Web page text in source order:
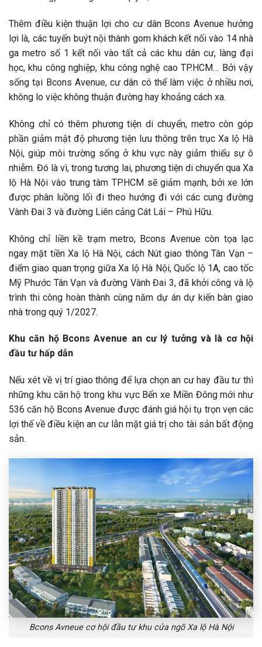
Thêm điều kiện thuận lợi cho cư dân Bcons Avenue hưởng
lợi là, các tuyến buýt nội thành gom khách kết nối vào 14 nhà
ga metro số 1 kết nối vào tất cả các khu dân cư, làng đại
học, khu công nghiệp, khu công nghệ cao TP.HCM… Bởi vậy
sống tại Bcons Avenue, cư dân có thể làm việc ở nhiều nơi,
không lo việc không thuận đường hay khoảng cách xa.
Không chỉ có thêm phương tiện di chuyển, metro còn góp
phần giảm mật độ phương tiện lưu thông trên trục Xa lộ Hà
Nội, giúp môi trường sống ở khu vực này giảm thiểu sự ô
nhiễm. Đó là vì, trong tương lai, phương tiện di chuyển qua Xa
lộ Hà Nội vào trung tâm TP.HCM sẽ giảm mạnh, bởi xe lớn
được phân luồng lối đi theo hướng đi với các cung đường
Vành Đai 3 và đường Liên cảng Cát Lái – Phú Hữu.
Không chỉ liền kề trạm metro, Bcons Avenue còn tọa lạc
ngay mặt tiền Xa lộ Hà Nội, cách Nút giao thông Tân Vạn –
điểm giao quan trọng giữa Xa lộ Hà Nội, Quốc lộ 1A, cao tốc
Mỹ Phước Tân Vạn và đường Vành Đai 3, đã khởi công và lộ
trình thi công hoàn thành cùng năm dự án dự kiến bàn giao
nhà trong quý 1/2027.
Khu căn hộ Bcons Avenue an cư lý tưởng và là cơ hội
đầu tư hấp dẫn
Nếu xét về vị trí giao thông để lựa chọn an cư hay đầu tư thì
những khu căn hộ trong khu vực Bến xe Miền Đông mới như
536 căn hộ Bcons Avenue được đánh giá hội tụ trọn vẹn các
lợi thế về điều kiện an cư lẫn mặt giá trị cho tài sản bất động
sản.
Bcons Avneue cơ hội đầu tư khu cửa ngõ Xa lộ Hà Nội